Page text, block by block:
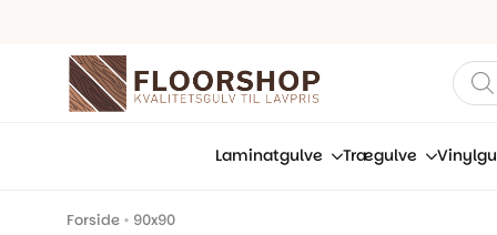
Laminatgulve Trægulve
Forside • 90x90